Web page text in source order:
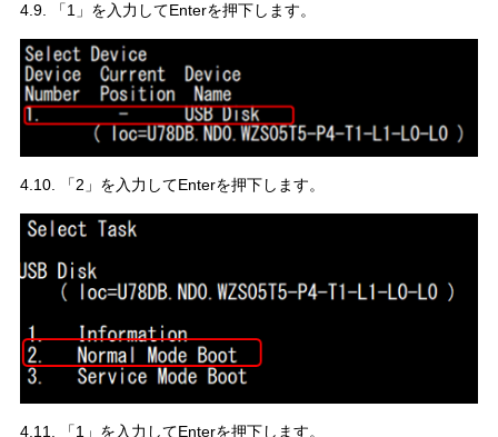
4.9. 「1」を入力してEnterを押下します。
4.10. 「2」を入力してEnterを押下します。
4.11. 「1」を入力してEnterを押下します。